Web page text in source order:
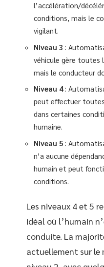
l’accélération/
conditions, mais le
vigilant.
Niveau 3 :
véhicule gère toutes
mais le conducteur
Niveau 4:
peut effectuer
dans certaines
humaine.
Niveau 5 :
n’a aucune
humain et peut
conditions.
Les niveaux 4 et 5
idéal où l’humain
conduite. La
actuellement sur le